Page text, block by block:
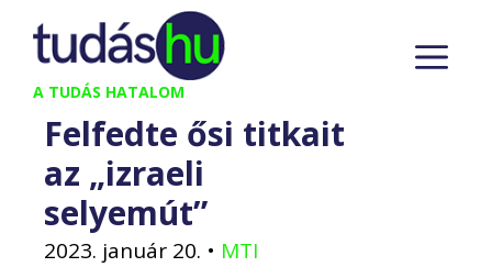
Kilépés
tartalomba
A TUDÁS HATALOM
Felfedte ősi titkait
az „izraeli
selyemút”
2023. január 20. • MTI